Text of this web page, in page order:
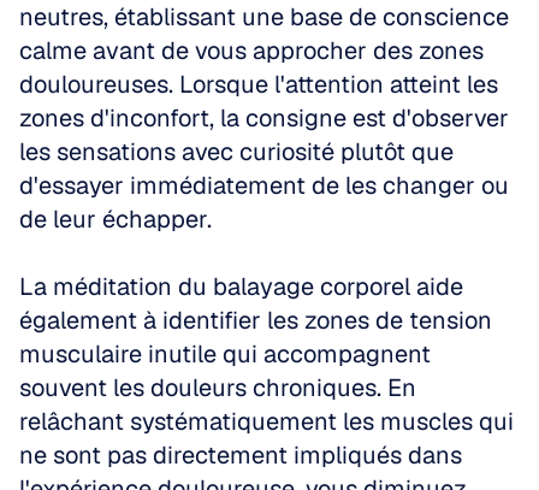
neutres, établissant une base de conscience
calme avant de vous approcher des zones
douloureuses. Lorsque l'attention atteint les
zones d'inconfort, la consigne est d'observer
les sensations avec curiosité plutôt que
d'essayer immédiatement de les changer ou
de leur échapper.
La méditation du balayage corporel aide
également à identifier les zones de tension
musculaire inutile qui accompagnent
souvent les douleurs chroniques. En
relâchant systématiquement les muscles qui
ne sont pas directement impliqués dans